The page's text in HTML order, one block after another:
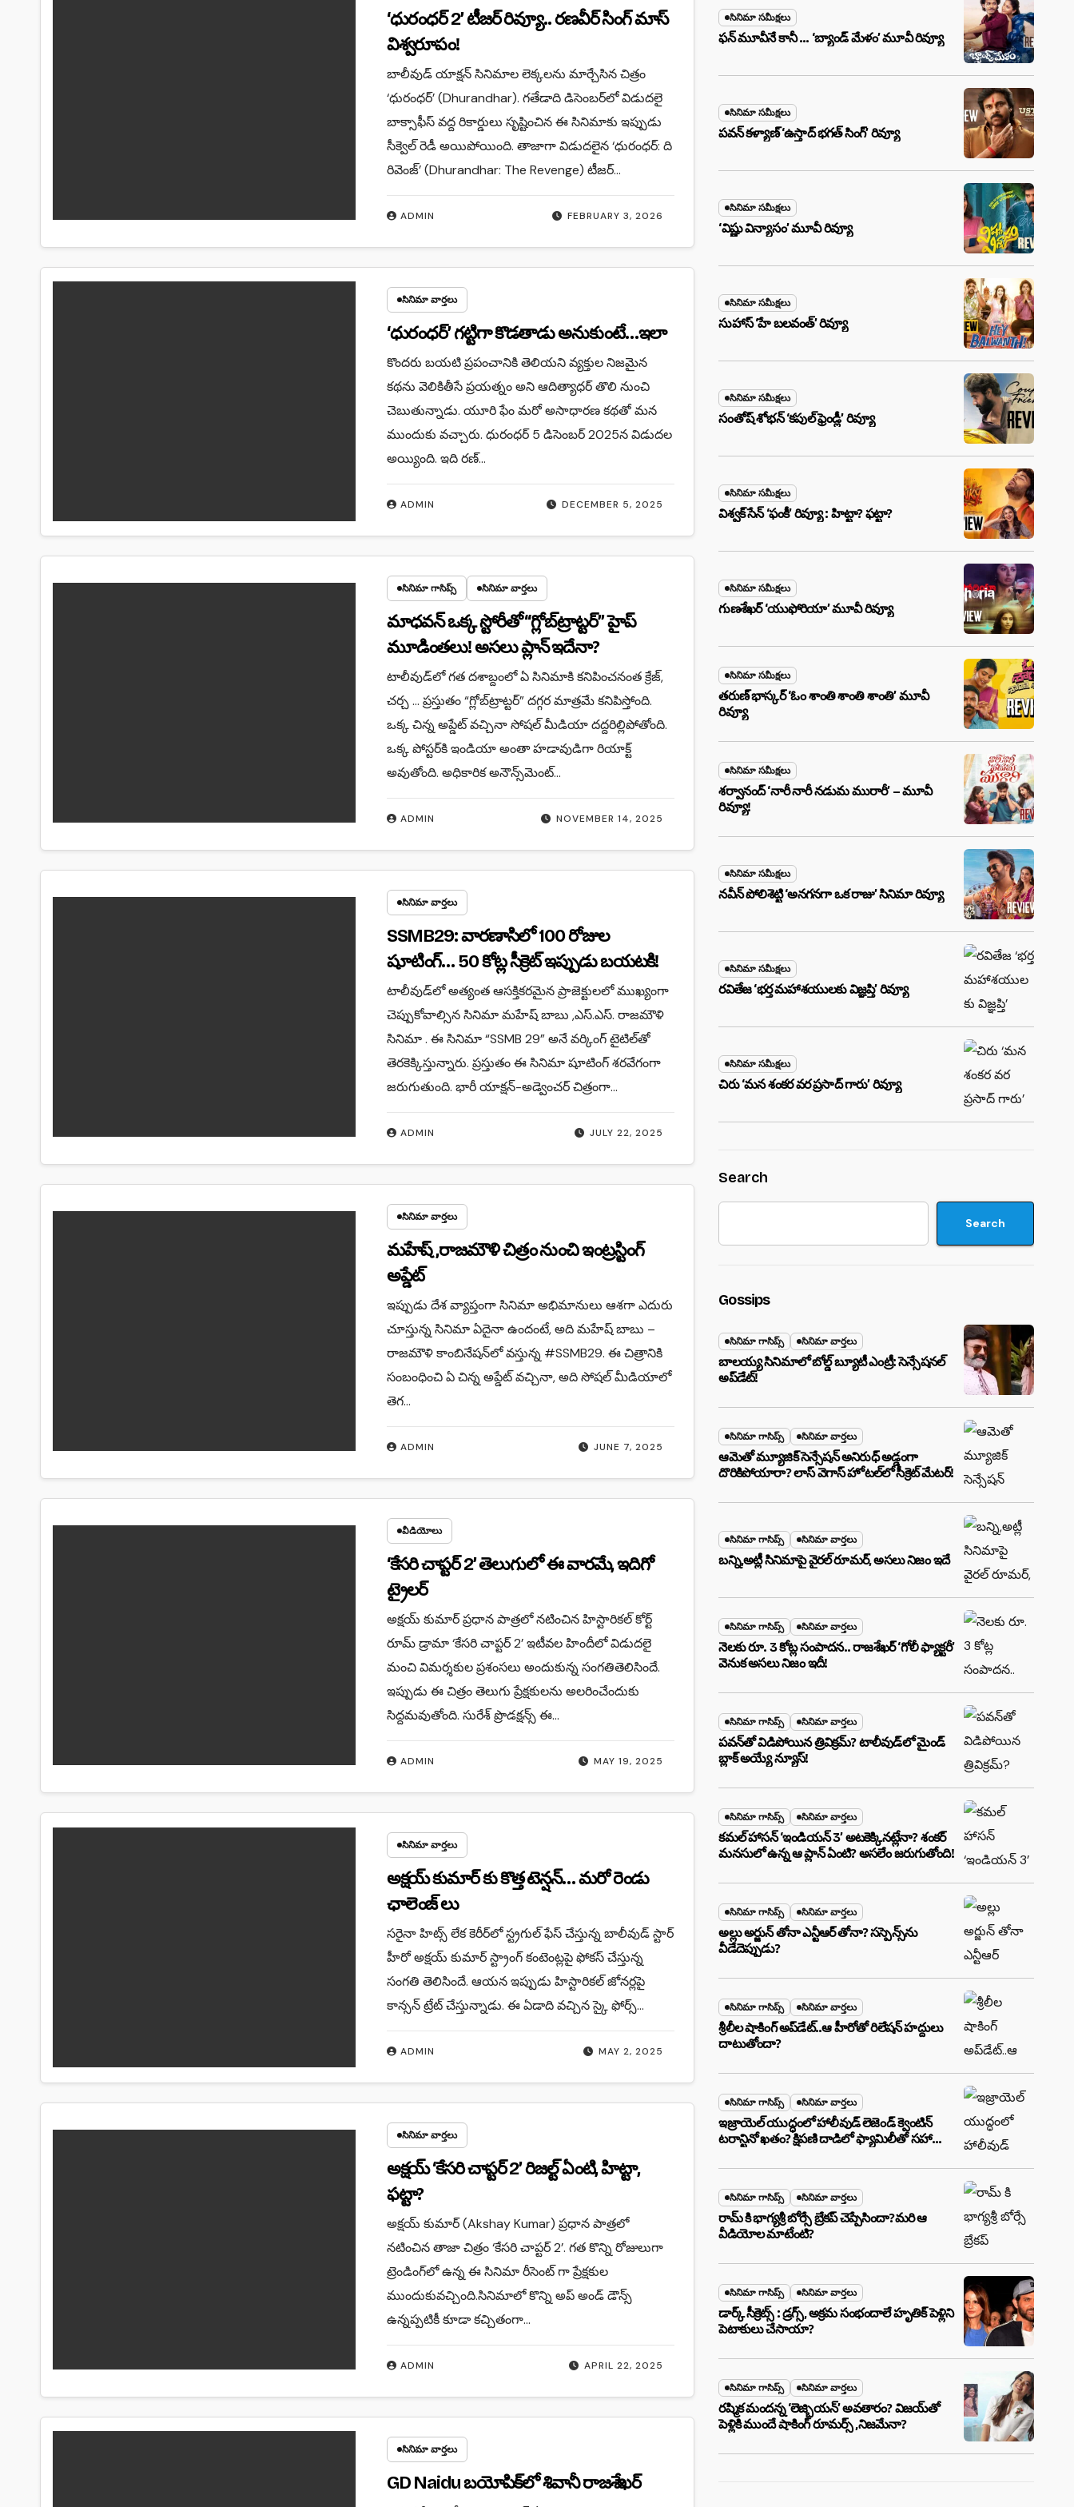
‘ధురంధర్ 2’ టీజర్ రివ్యూ.. రణవీర్ సింగ్ మాస్
విశ్వరూపం!
FEBRUARY 3, 2026
ADMIN
బాలీవుడ్ యాక్షన్ సినిమాల లెక్కలను మార్చేసిన చిత్రం
‘ధురంధర్’ (Dhurandhar). గతేడాది డిసెంబర్‌లో విడుదలై
బాక్సాఫీస్ వద్ద రికార్డులు సృష్టించిన ఈ సినిమాకు ఇప్పుడు
సీక్వెల్ రెడీ అయిపోయింది. తాజాగా విడుదలైన ‘ధురంధర్: ది
రివెంజ్’ (Dhurandhar: The Revenge) టీజర్…
సినిమా వార్తలు
‘ధురంధ‌ర్’ గ‌ట్టిగా కొడతాడు అనుకుంటే…ఇలా
DECEMBER 5, 2025
ADMIN
కొంద‌రు బ‌య‌టి ప్ర‌పంచానికి తెలియని వ్యక్తుల నిజమైన
కథను వెలికితీసే ప్ర‌య‌త్నం అని ఆదిత్యాధ‌ర్ తొలి నుంచి
చెబుతున్నాడు. యూరి ఫేం మ‌రో అసాధార‌ణ క‌థ‌తో మన
ముందుకు వచ్చారు. ధురంధర్ 5 డిసెంబర్ 2025న విడుద‌ల
అయ్యింది. ఇది ర‌ణ్…
సినిమా గాసిప్స్ సినిమా వార్తలు
మాధవన్ ఒక్క స్టోరీతో “గ్లోబ్‌ట్రాట్టర్” హైప్
మూడింతలు! అసలు ప్లాన్ ఇదేనా?
NOVEMBER 14, 2025
ADMIN
టాలీవుడ్‌లో గత దశాబ్దంలో ఏ సినిమాకి కనిపించనంత క్రేజ్,
చర్చ … ప్రస్తుతం “గ్లోబ్‌ట్రాట్టర్” దగ్గర మాత్రమే కనిపిస్తోంది.
ఒక్క చిన్న అప్డేట్ వచ్చినా సోషల్ మీడియా దద్దరిల్లిపోతోంది.
ఒక్క పోస్టర్‌కి ఇండియా అంతా హడావుడిగా రియాక్ట్
అవుతోంది. అధికారిక అనౌన్స్‌మెంట్…
సినిమా వార్తలు
SSMB29: వారణాసిలో 100 రోజుల
షూటింగ్… 50 కోట్ల సీక్రెట్ ఇప్పుడు బయటకి!
JULY 22, 2025
ADMIN
టాలీవుడ్‌లో అత్యంత ఆసక్తికరమైన ప్రాజెక్టులలో ముఖ్యంగా
చెప్పుకోవాల్సిన సినిమా మహేష్ బాబు ,ఎస్.ఎస్. రాజమౌళి
సినిమా . ఈ సినిమా “SSMB 29” అనే వర్కింగ్ టైటిల్‌తో
తెరకెక్కిస్తున్నారు. ప్రస్తుతం ఈ సినిమా షూటింగ్ శరవేగంగా
జరుగుతుంది. భారీ యాక్షన్-అడ్వెంచర్ చిత్రంగా…
సినిమా వార్తలు
మహేష్ ,రాజమౌళి చిత్రం నుంచి ఇంట్రస్టింగ్
అప్డేట్
JUNE 7, 2025
ADMIN
ఇప్పుడు దేశ వ్యాప్తంగా సినిమా అభిమానులు ఆశగా ఎదురు
చూస్తున్న సినిమా ఏదైనా ఉందంటే, అది మహేష్ బాబు –
రాజమౌళి కాంబినేషన్‌లో వస్తున్న #SSMB29. ఈ చిత్రానికి
సంబంధించి ఏ చిన్న అప్డేట్ వచ్చినా, అది సోషల్ మీడియాలో
తెగ…
వీడియోలు
‘కేసరి చాప్టర్ 2’ తెలుగులో ఈ వారమే, ఇదిగో
ట్రైలర్
MAY 19, 2025
ADMIN
అక్షయ్ కుమార్ ప్రధాన పాత్రలో నటించిన హిస్టారికల్ కోర్ట్‌
రూమ్ డ్రామా ‘కేసరి చాప్టర్ 2’ ఇటీవల హిందీలో విడుదలై
మంచి విమర్శకుల ప్రశంసలు అందుకున్న సంగతితెలిసిందే.
ఇప్పుడు ఈ చిత్రం తెలుగు ప్రేక్షకులను అలరించేందుకు
సిద్దమవుతోంది. సురేశ్ ప్రొడక్షన్స్ ఈ…
సినిమా వార్తలు
అక్షయ్ కుమార్ కు కొత్త టెన్షన్… మరో రెండు
ఛాలెంజ్ లు
MAY 2, 2025
ADMIN
సరైనా హిట్స్ లేక కెరీర్‌లో స్ట్రగుల్ ఫేస్ చేస్తున్న బాలీవుడ్ స్టార్
హీరో అక్షయ్ కుమార్ స్ట్రాంగ్ కంటెంట్లపై ఫోకస్ చేస్తున్న
సంగతి తెలిసిందే. ఆయన ఇప్పుడు హిస్టారికల్ జోనర్లపై
కాన్సన్ ట్రేట్ చేస్తున్నాడు. ఈ ఏడాది వచ్చిన స్కై ఫోర్స్…
సినిమా వార్తలు
అక్షయ్‌ ‘కేసరి చాప్టర్‌ 2’ రిజల్ట్ ఏంటి, హిట్టా,
ఫట్టా?
APRIL 22, 2025
ADMIN
అక్షయ్‌ కుమార్‌ (Akshay Kumar) ప్రధాన పాత్రలో
నటించిన తాజా చిత్రం ‘కేసరి చాప్టర్‌ 2’. గత కొన్ని రోజులుగా
ట్రెండింగ్‌లో ఉన్న ఈ సినిమా రీసెంట్ గా ప్రేక్షకుల
ముందుకువచ్చింది.సినిమాలో కొన్ని అప్ అండ్ డౌన్స్
ఉన్నప్పటికీ కూడా కచ్చితంగా…
సినిమా వార్తలు
GD Naidu బయోపిక్‌లో శివానీ రాజశేఖర్‌
సినిమా సమీక్షలు
ఫన్ మూవీనే కానీ … ‘బ్యాండ్‌ మేళం’ మూవీ రివ్యూ
సినిమా సమీక్షలు
పవన్ కళ్యాణ్ ‘ఉస్తాద్ భ‌గ‌త్ సింగ్’ రివ్యూ
సినిమా సమీక్షలు
‘విష్ణు విన్యాసం’ మూవీ రివ్యూ
సినిమా సమీక్షలు
సుహాస్ ‘హే బలవంత్’ రివ్యూ
సినిమా సమీక్షలు
సంతోష్ శోభన్ ‘కపుల్ ఫ్రెండ్లీ’ రివ్యూ
సినిమా సమీక్షలు
విశ్వక్ సేన్ ‘ఫంకీ’ రివ్యూ : హిట్టా? ఫట్టా?
సినిమా సమీక్షలు
గుణశేఖర్ ‘యుఫోరియా’ మూవీ రివ్యూ
సినిమా సమీక్షలు
తరుణ్ భాస్కర్ ‘ఓం శాంతి శాంతి శాంతి’ మూవీ
రివ్యూ
సినిమా సమీక్షలు
శర్వానంద్ ‘నారీ నారీ నడుమ మురారీ’ – మూవీ
రివ్యూ!
సినిమా సమీక్షలు
నవీన్ పోలిశెట్టి ‘అనగనగా ఒక రాజు’ సినిమా రివ్యూ
సినిమా సమీక్షలు
రవితేజ ‘భర్త మహాశయులకు విజ్ఞప్తి’ రివ్యూ
సినిమా సమీక్షలు
చిరు ‘మ‌న శంక‌ర వ‌ర ప్ర‌సాద్ గారు’ రివ్యూ
Search
Search
Gossips
సినిమా గాసిప్స్ సినిమా వార్తలు
బాలయ్య సినిమాలో బోల్డ్ బ్యూటీ ఎంట్రీ: సెన్సేషనల్
అప్‌డేట్!
సినిమా గాసిప్స్ సినిమా వార్తలు
ఆమెతో మ్యూజిక్ సెన్సేషన్ అనిరుధ్ అడ్డంగా
దొరికిపోయారా? లాస్ వెగాస్ హోటల్‌లో సీక్రెట్ మేటర్!
సినిమా గాసిప్స్ సినిమా వార్తలు
బన్ని,అట్లీ సినిమాపై వైరల్ రూమర్, అసలు నిజం ఇదే
సినిమా గాసిప్స్ సినిమా వార్తలు
నెలకు రూ. 3 కోట్ల సంపాదన.. రాజశేఖర్ ‘గోలీ ఫ్యాక్టరీ’
వెనుక అసలు నిజం ఇదీ!
సినిమా గాసిప్స్ సినిమా వార్తలు
పవన్‌తో విడిపోయిన త్రివిక్రమ్? టాలీవుడ్‌లో మైండ్
బ్లాక్ అయ్యే న్యూస్!
సినిమా గాసిప్స్ సినిమా వార్తలు
కమల్ హాసన్ ‘ఇండియన్ 3’ అటకెక్కినట్లేనా? శంకర్
మనసులో ఉన్న ఆ ప్లాన్ ఏంటి? అసలేం జరుగుతోంది!
సినిమా గాసిప్స్ సినిమా వార్తలు
అల్లు అర్జున్ తోనా ఎన్టీఆర్ తోనా? సస్పెన్స్‌ను
వీడేదెప్పుడు?
సినిమా గాసిప్స్ సినిమా వార్తలు
శ్రీలీల షాకింగ్ అప్‌డేట్..ఆ హీరోతో రిలేషన్ హద్దులు
దాటుతోందా?
సినిమా గాసిప్స్ సినిమా వార్తలు
ఇజ్రాయెల్ యుద్ధంలో హాలీవుడ్ లెజెండ్ క్వెంటిన్
టరాన్టినో ఖతం? క్షిపణి దాడిలో ఫ్యామిలీతో సహా
సినిమా గాసిప్స్ సినిమా వార్తలు
రామ్ కి భాగ్యశ్రీ బోర్సే బ్రేకప్ చెప్పేసిందా?మరి ఆ
వీడియోల మాటేంటి?
సినిమా గాసిప్స్ సినిమా వార్తలు
డార్క్ సీక్రెట్స్ : డ్రగ్స్, అక్రమ సంభందాలే హృతిక్ పెళ్లిని
పెటాకులు చేసాయా?
సినిమా గాసిప్స్ సినిమా వార్తలు
రష్మిక మందన్న ‘లెజ్బియన్’ అవతారం? విజయ్‌తో
పెళ్లికి ముందే షాకింగ్ రూమర్స్ ,నిజమేనా?